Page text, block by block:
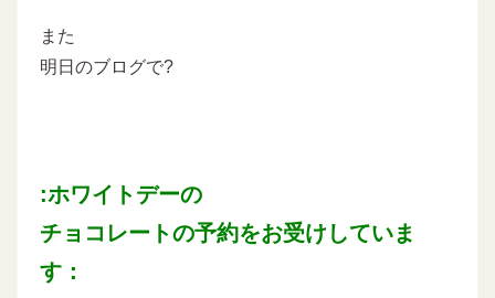
また
明日のブログで?
:ホワイトデーの
チョコレートの予約をお受けしていま
す：